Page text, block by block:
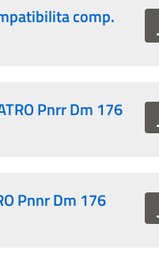
comp.
Pnrr Dm 176
Pnnr Dm 176